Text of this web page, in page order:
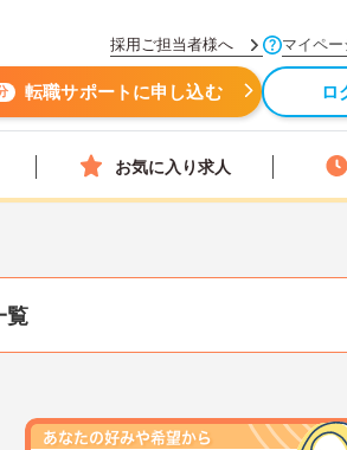
採用ご担当者様へ マイペー
転職サポートに申し込む ロ
お気に入り求人
覧